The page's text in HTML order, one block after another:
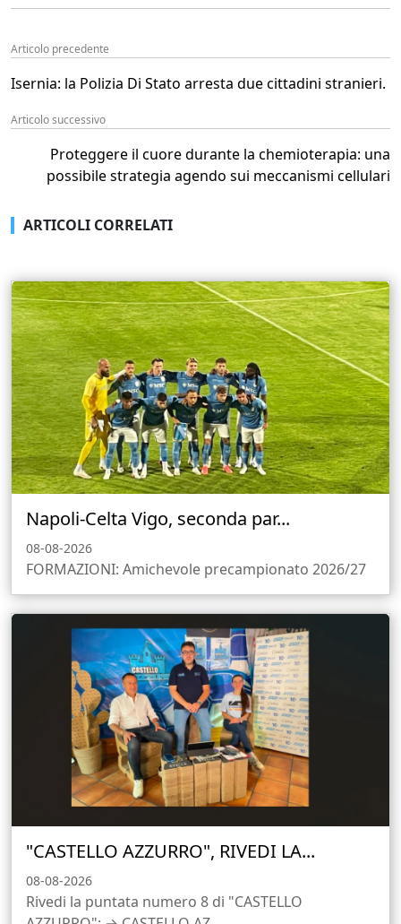
Articolo precedente
Isernia: la Polizia Di Stato arresta due cittadini stranieri.
Articolo successivo
Proteggere il cuore durante la chemioterapia: una
possibile strategia agendo sui meccanismi cellulari
ARTICOLI CORRELATI
Napoli-Celta Vigo, seconda par...
08-08-2026
FORMAZIONI: Amichevole precampionato 2026/27
"CASTELLO AZZURRO", RIVEDI LA...
08-08-2026
Rivedi la puntata numero 8 di "CASTELLO